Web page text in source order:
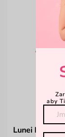
Lunei Black
aby